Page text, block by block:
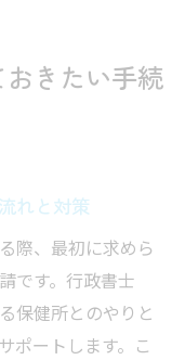
きたい手続
れと対策
際、最初に求めら
です。行政書士
保健所とのやりと
ポートします。こ